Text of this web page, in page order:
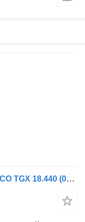
Válvula de controlo de travão WABCO TGX 18.440 (01.07-) 4728800300 para camião tractor MAN TGL, TGM, TGS, TGX (2005-2021)